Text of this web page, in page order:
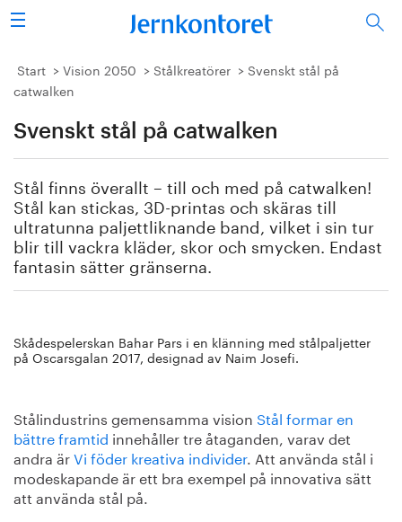
Sök
Stålindustrin
Forskning/utbildning
Energi/miljö
Vi tycker
Publicerat
Bildbank
Start Vision 2050 Stålkreatörer
Svenskt stål på
catwalken
Svenskt stål på catwalken
Stål finns överallt – till och med på catwalken!
Stål kan stickas, 3D-printas och skäras till
ultratunna paljettliknande band, vilket i sin tur
blir till vackra kläder, skor och smycken. Endast
fantasin sätter gränserna.
Skådespelerskan Bahar Pars i en klänning med stålpaljetter
på Oscarsgalan 2017, designad av Naim Josefi.
Stålindustrins gemensamma vision Stål formar en
bättre framtid innehåller tre åtaganden, varav det
andra ärVi föder kreativa individer. Att använda stål i
modeskapande är ett bra exempel på innovativa sätt
att använda stål på.